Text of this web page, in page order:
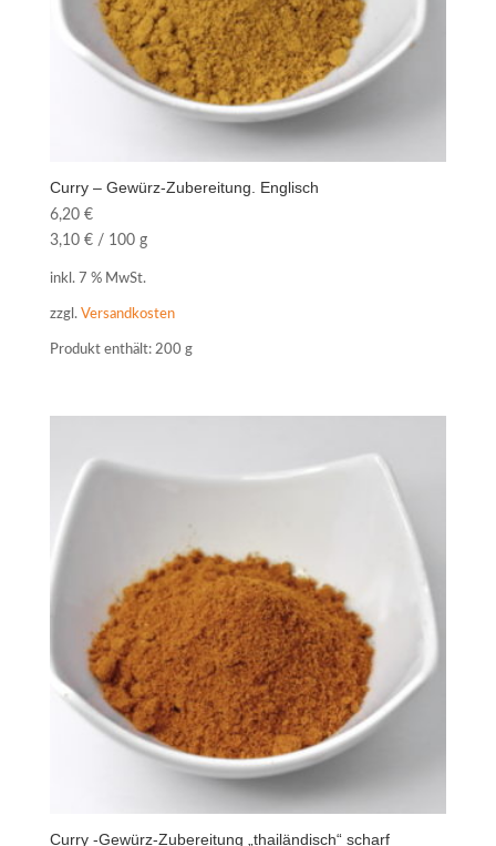
Curry – Gewürz-Zubereitung. Englisch
6,20 €
3,10 €/ 100 g
inkl. 7 % MwSt.
zzgl. Versandkosten
Produkt enthält: 200 g
Curry -Gewürz-Zubereitung „thailändisch“ scharf